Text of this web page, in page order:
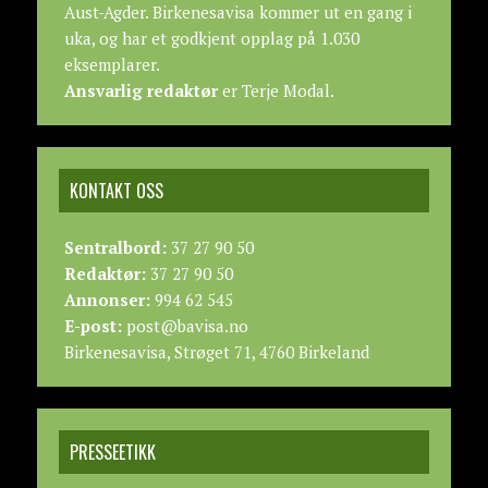
Aust-Agder. Birkenesavisa kommer ut en gang i
uka, og har et godkjent opplag på 1.030
eksemplarer.
Ansvarlig redaktører Terje Modal.
KONTAKT OSS
Sentralbord:37 27 90 50
Redaktør:37 27 90 50
Annonser:994 62 545
E-post:post@bavisa.no
Birkenesavisa, Strøget 71, 4760 Birkeland
PRESSEETIKK